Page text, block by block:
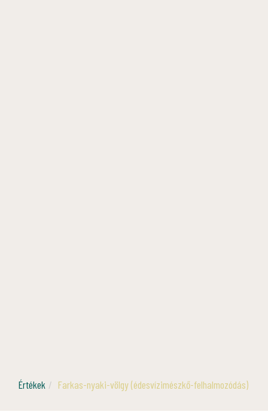
Értékek Farkas-nyaki-völgy (édesvízimészkő-felhalmozódás)